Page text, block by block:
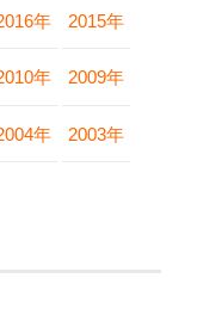
年 2015年
年 2009年
年 2003年